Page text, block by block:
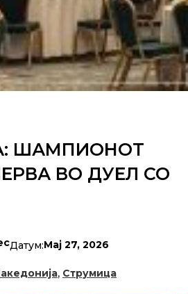
ШАМПИОНОТ
ВО ДУЕЛ СО
Датум:Мај 27, 2026
, Струмица